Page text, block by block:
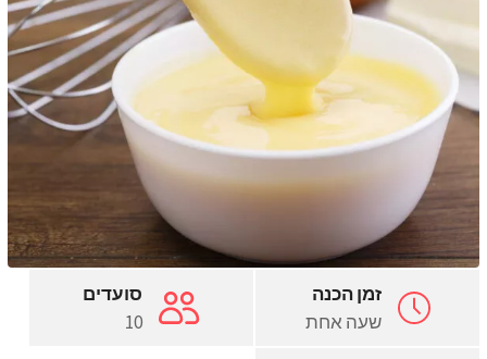
זמן הכנה
שעה אחת
סועדים
10